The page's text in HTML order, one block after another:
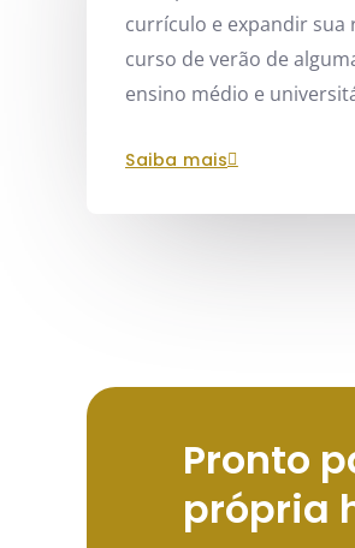
currículo e expandir
curso de verão de
ensino médio e
saiba mais
Pronto
própria